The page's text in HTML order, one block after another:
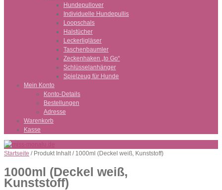
Hundepullover
Individuelle Hundepullis
Loopschals
Halstücher
Leckerligläser
Taschenbaumler
Zeckenhaken „to Go“
Schlüsselanhänger
Spielzeug für Hunde
Mein Konto
Konto-Details
Bestellungen
Adresse
Warenkorb
Kasse
Startseite / Produkt Inhalt / 1000ml (Deckel weiß, Kunststoff)
1000ml (Deckel weiß,
Kunststoff)